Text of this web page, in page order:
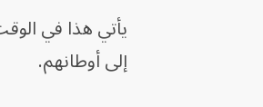
يأتي هذا في
إلى أوطانهم.